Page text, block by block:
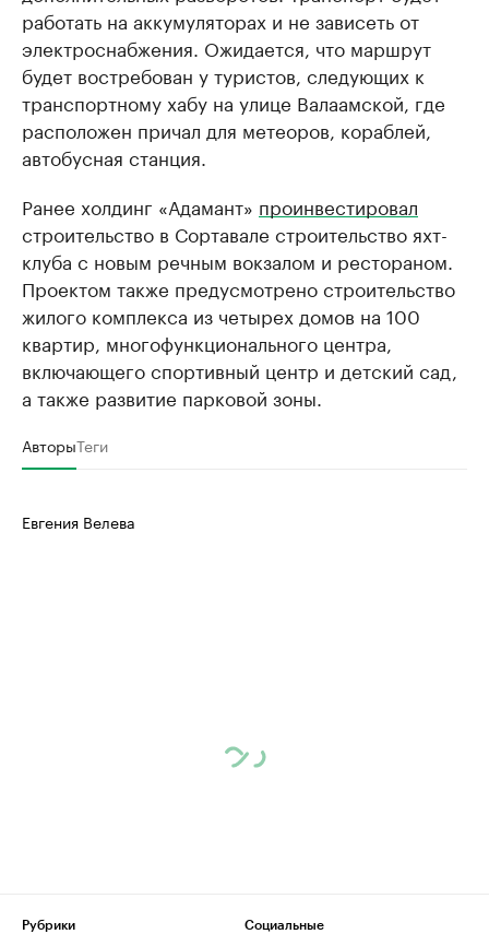
работать на аккумуляторах и не зависеть от
электроснабжения. Ожидается, что маршрут
будет востребован у туристов, следующих к
транспортному хабу на улице Валаамской, где
расположен причал для метеоров, кораблей,
автобусная станция.
Ранее холдинг «Адамант» проинвестировал
строительство в Сортавале строительство яхт-
клуба с новым речным вокзалом и рестораном.
Проектом также предусмотрено строительство
жилого комплекса из четырех домов на 100
квартир, многофункционального центра,
включающего спортивный центр и детский сад,
а также развитие парковой зоны.
АвторыТеги
Евгения Велева
Рубрики
Социальные